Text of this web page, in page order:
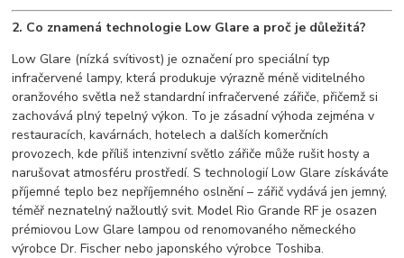
2. Co znamená technologie Low Glare a proč je důležitá?
Low Glare (nízká svítivost) je označení pro speciální typ
infračervené lampy, která produkuje výrazně méně viditelného
oranžového světla než standardní infračervené zářiče, přičemž si
zachovává plný tepelný výkon. To je zásadní výhoda zejména v
restauracích, kavárnách, hotelech a dalších komerčních
provozech, kde příliš intenzivní světlo zářiče může rušit hosty a
narušovat atmosféru prostředí. S technologií Low Glare získáváte
příjemné teplo bez nepříjemného oslnění – zářič vydává jen jemný,
téměř neznatelný nažloutlý svit. Model Rio Grande RF je osazen
prémiovou Low Glare lampou od renomovaného německého
výrobce Dr. Fischer nebo japonského výrobce Toshiba.